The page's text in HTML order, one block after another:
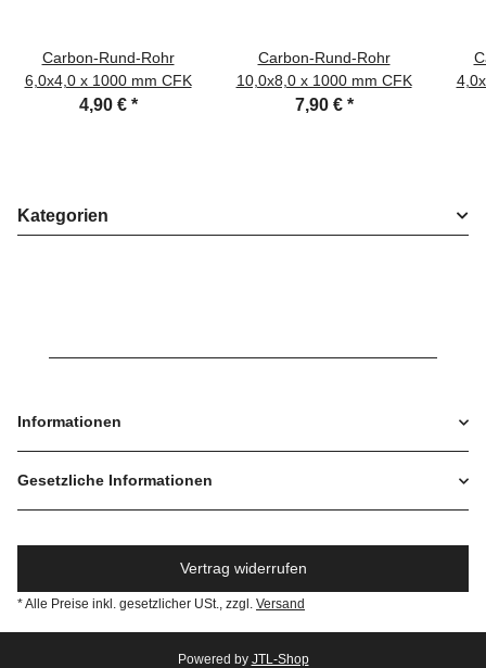
Carbon-Rund-Rohr
6,0x4,0 x 1000 mm CFK
4,90 € *
Carbon-Rund-Rohr
10,0x8,0 x 1000 mm CFK
7,90 € *
Kategorien
Informationen
Gesetzliche Informationen
Vertrag widerrufen
* Alle Preise inkl. gesetzlicher USt., zzgl. Versand
Powered by JTL-Shop